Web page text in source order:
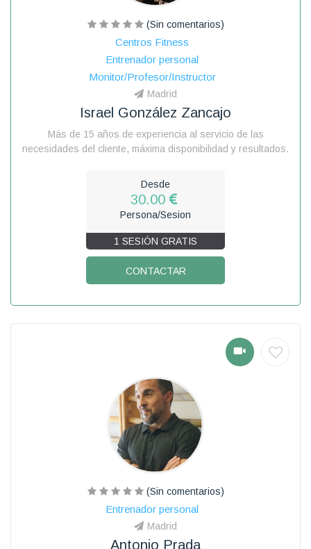
(Sin comentarios)
Centros Fitness
Entrenador personal
Monitor/Profesor/Instructor
Madrid
Israel González Zancajo
Más de 15 años de experiencia al servicio de las
necesidades del cliente, máxima disponibilidad y resultados.
Desde
30.00
Persona/Sesion
1 SESIÓN GRATIS
CONTACTAR
(Sin comentarios)
Entrenador personal
Madrid
Antonio Prada